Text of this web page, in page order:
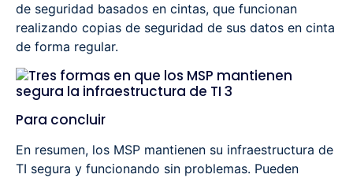
de seguridad basados ​​en cintas, que funcionan
realizando copias de seguridad de sus datos en cinta
de forma regular.
Para concluir
En resumen, los MSP mantienen su infraestructura de
TI segura y funcionando sin problemas. Pueden